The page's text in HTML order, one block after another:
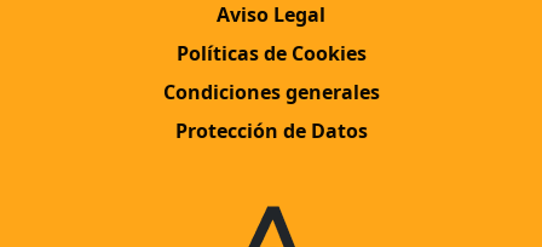
Aviso Legal
Políticas de Cookies
Condiciones generales
Protección de Datos